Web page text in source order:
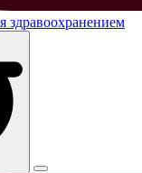
здравоохранением